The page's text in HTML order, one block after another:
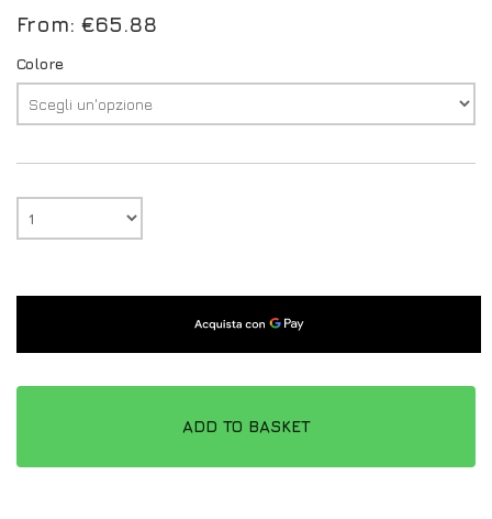
From: €65.88
Colore
ADD TO BASKET